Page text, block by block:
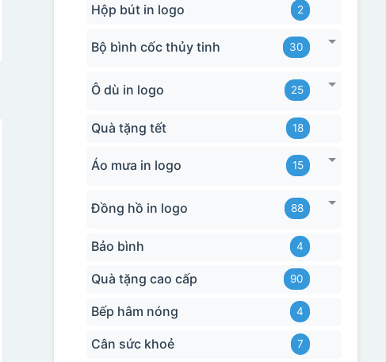
Hộp bút in logo 2
Bộ bình cốc thủy tinh 30
Ô dù in logo 25
Quà tặng tết 18
Áo mưa in logo 15
Đồng hồ in logo 88
Bảo bình 4
Quà tặng cao cấp 90
Bếp hâm nóng 4
Cân sức khoẻ 7